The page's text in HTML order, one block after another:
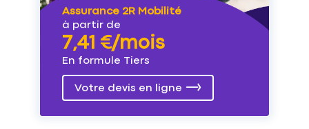
Assurance 2R Mobilité
à partir de
7,41 €/mois
En formule Tiers
Votre devis en ligne